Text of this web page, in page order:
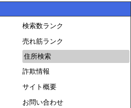
検索数ランク
売れ筋ランク
住所検索
詐欺情報
サイト概要
お問い合わせ